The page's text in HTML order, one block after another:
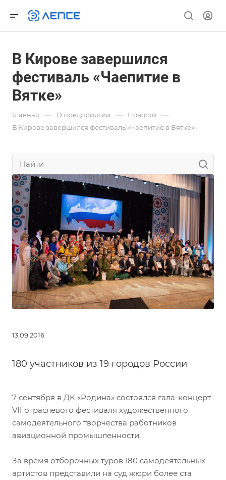
В Кирове завершился
фестиваль «Чаепитие в
Вятке»
Главная — О предприятии — Новости —
В Кирове завершился фестиваль «Чаепитие в Вятке»
13.09.2016
180 участников из 19 городов России
7 сентября в ДК «Родина» состоялся гала-концерт
VII отраслевого фестиваля художественного
самодеятельного творчества работников
авиационной промышленности.
За время отборочных туров 180 самодеятельных
артистов представили на суд жюри более ста